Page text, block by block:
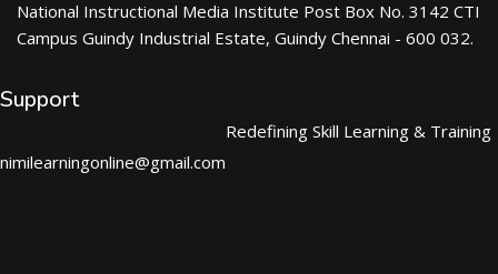
National Instructional Media Institute Post Box No. 3142 CTI
Campus Guindy Industrial Estate, Guindy Chennai - 600 032.
Support
nimilearningonline@gmail.com
Redefining Skill Learning & Training